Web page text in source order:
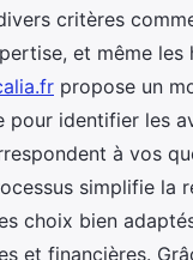
critères
et même les
propose un
pour identifier les
à vos
simplifie la
choix bien
et financières.